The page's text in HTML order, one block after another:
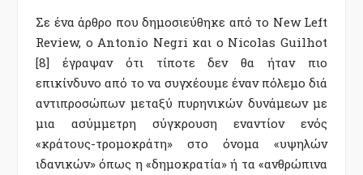
Σε ένα άρθρο που δημοσιεύθηκε από το New Left
Review, ο Antonio Negri και ο Nicolas Guilhot
[8] έγραψαν ότι τίποτε δεν θα ήταν πιο
επικίνδυνο από το να συγχέουμε έναν πόλεμο διά
αντιπροσώπων μεταξύ πυρηνικών δυνάμεων με
μια ασύμμετρη σύγκρουση εναντίον ενός
«κράτους-τρομοκράτη» στο όνομα «υψηλών
ιδανικών» όπως η «δημοκρατία» ή τα «ανθρώπινα